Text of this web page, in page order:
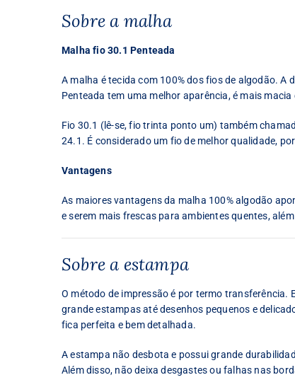
Sobre a malha
Malha fio 30.1 Penteada
A malha é tecida com 100% dos fios de algodão.
Penteada tem uma melhor aparência, é mais
Fio 30.1 (lê-se, fio trinta ponto um) também
24.1. É considerado um fio de melhor qualidade,
Vantagens
As maiores vantagens da malha 100% algodão
e serem mais frescas para ambientes quentes,
Sobre a estampa
O método de impressão é por termo transferência.
grande estampas até desenhos pequenos e
fica perfeita e bem detalhada.
A estampa não desbota e possui grande
Além disso, não deixa desgastes ou falhas nas